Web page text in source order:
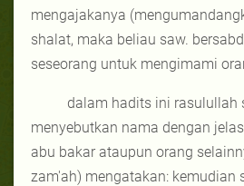
mengajakanya
shalat, maka beliau saw.
seseorang untuk mengimami
dalam hadits ini rasulullah
menyebutkan nama dengan
abu bakar ataupun orang
zam'ah) mengatakan: kemudian